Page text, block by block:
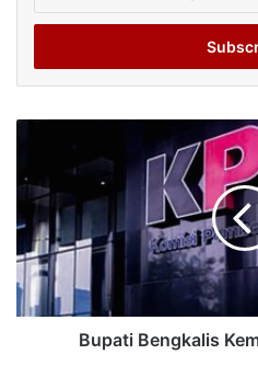
Email
Bupati Bengkalis